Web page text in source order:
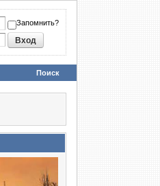
Запомнить?
Поиск